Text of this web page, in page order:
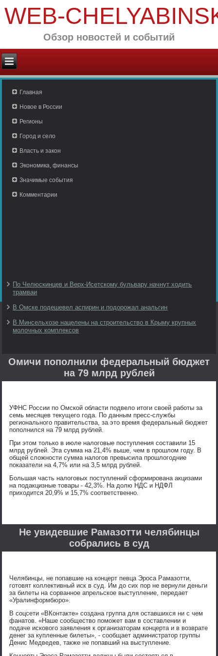
WEB-
Обзор новостей и событий
Главная
Новое в России
Регионы
Город и село
Власть и закон
Экономика, финансы
Значимые события
Комментарии
По Челюскинцев и Верх-Исетскому бульвару начнут ходить
трамваи
В Омске подешевел аспирин и подорожал анальгин
В Минсельхозе нацелены на строительство в Крыму крупных
молочных комплексов
Омичи пополнили федеральный бюджет
на 79 млрд рублей
УФНС России по Омской области подвело итоги своей работы за
семь месяцев текущего года. По данным пресс-службы
регионального правительства, за это время федеральный бюджет
пополнился на 79 млрд рублей.
При этом только в июле налоговые поступления составили 15
млрд рублей. Эта сумма на 21,4% выше, чем в прошлом году. В
общей сложности сумма налогов превысила прошлогодние
показатели на 4,7% или на 3,5 млрд рублей.
Большая часть налоговых поступлений сформирована акцизами
на подакцизные товары - 42,3%. На долю НДС и НДФЛ
приходится 20,9% и 15,7% соответственно.
Не увидевшие Рамазотти челябинцы
собрались в суд
Челябинцы, не попавшие на концерт певца Эроса Рамазотти,
готовят коллективный иск в суд. Им до сих пор не вернули деньги
за билеты на сорванное апрельское выступление, передает
«Уралинформбюро».
В соцсети «ВКонтакте» создана группа для оставшихся ни с чем
фанатов. «Наше сообщество поможет вам в составлении и
подаче искового заявления к организаторам концерта и в возврате
денег за купленные билеты», - сообщает администратор группы
Денис Медведев, также не попавший на выступление.